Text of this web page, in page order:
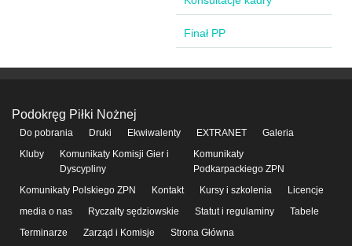
Finał PP
Podokręg Piłki Nożnej
Do pobrania Druki Ekwiwalenty EXTRANET
Galeria
Kluby
Komunikaty Komisji Gier i
Dyscypliny
Komunikaty
Podkarpackiego ZPN
Komunikaty Polskiego ZPN
Kontakt Kursy i szkolenia
Licencje
media o nas
Ryczałty sędziowskie Statut i regulaminy
Tabele
Terminarze
Zarząd i Komisje Strona Główna